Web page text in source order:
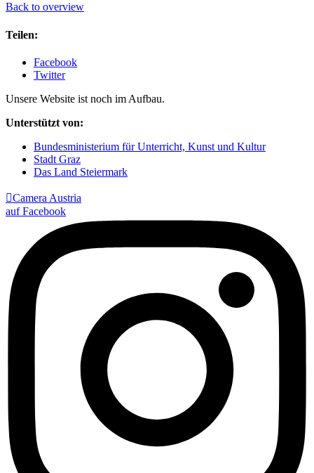
Back to overview
Teilen:
Facebook
Twitter
Unsere Website ist noch im Aufbau.
Unterstützt von:
Bundesministerium für Unterricht, Kunst und Kultur
Stadt Graz
Das Land Steiermark
Camera Austria
auf Facebook